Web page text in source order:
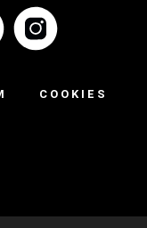
COOKIES